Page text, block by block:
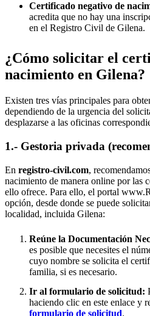
Certificado negativo de
acredita que no hay una
en el Registro Civil de Gilena.
¿Cómo solicitar el
nacimiento en Gilena?
Existen tres vías principales para
dependiendo de la urgencia del
desplazarse a las oficinas
1.- Gestoria privada
En registro-civil.com,
nacimiento de manera online por las
ello ofrece. Para ello, el portal
opción, desde donde se puede
localidad, incluida Gilena:
Reúne la Documentación
es posible que necesites el
cuyo nombre se solicita el
familia, si es necesario.
Ir al formulario de solicitud:
haciendo clic en este enlace y
formulario de solicitud.